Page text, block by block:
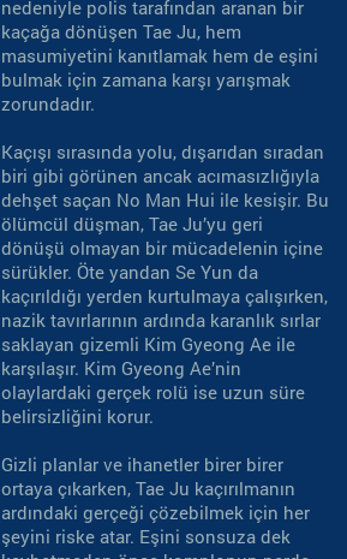
nedeniyle polis tarafından aranan bir
kaçağa dönüşen Tae Ju, hem
masumiyetini kanıtlamak hem de eşini
bulmak için zamana karşı yarışmak
zorundadır.
Kaçışı sırasında yolu, dışarıdan sıradan
biri gibi görünen ancak acımasızlığıyla
dehşet saçan No Man Hui ile kesişir. Bu
ölümcül düşman, Tae Ju’yu geri
dönüşü olmayan bir mücadelenin içine
sürükler. Öte yandan Se Yun da
kaçırıldığı yerden kurtulmaya çalışırken,
nazik tavırlarının ardında karanlık sırlar
saklayan gizemli Kim Gyeong Ae ile
karşılaşır. Kim Gyeong Ae’nin
olaylardaki gerçek rolü ise uzun süre
belirsizliğini korur.
Gizli planlar ve ihanetler birer birer
ortaya çıkarken, Tae Ju kaçırılmanın
ardındaki gerçeği çözebilmek için her
şeyini riske atar. Eşini sonsuza dek